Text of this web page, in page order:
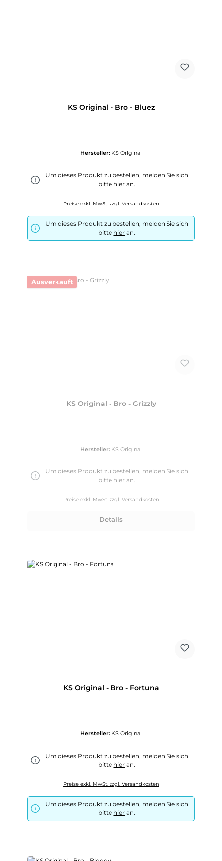
KS Original - Bro - Bluez
Hersteller: KS Original
Um dieses Produkt zu bestellen, melden Sie sich
bitte hier an.
Preise exkl. MwSt. zzgl. Versandkosten
Um dieses Produkt zu bestellen, melden Sie sich
bitte hier an.
Ausverkauft
KS Original - Bro - Grizzly
Hersteller: KS Original
Um dieses Produkt zu bestellen, melden Sie sich
bitte hier an.
Preise exkl. MwSt. zzgl. Versandkosten
Details
KS Original - Bro - Fortuna
Hersteller: KS Original
Um dieses Produkt zu bestellen, melden Sie sich
bitte hier an.
Preise exkl. MwSt. zzgl. Versandkosten
Um dieses Produkt zu bestellen, melden Sie sich
bitte hier an.